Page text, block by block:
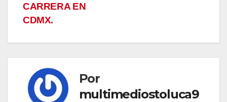
CARRERA EN
CDMX.
Por
multimediostoluca9